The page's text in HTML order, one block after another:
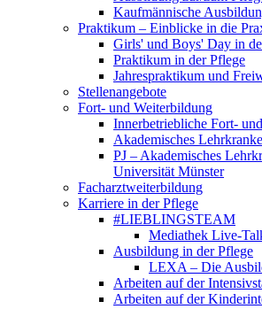
Kaufmännische
Praktikum – Einblicke in die
Girls' und Boys' Day in
Praktikum in der Pflege
Jahrespraktikum und
Stellenangebote
Fort- und Weiterbildung
Innerbetriebliche Fort-
Akademisches
PJ – Akademisches
Universität Münster
Facharztweiterbildung
Karriere in der Pflege
#LIEBLINGSTEAM
Mediathek Live-
Ausbildung in der Pflege
LEXA – Die
Arbeiten auf der
Arbeiten auf der